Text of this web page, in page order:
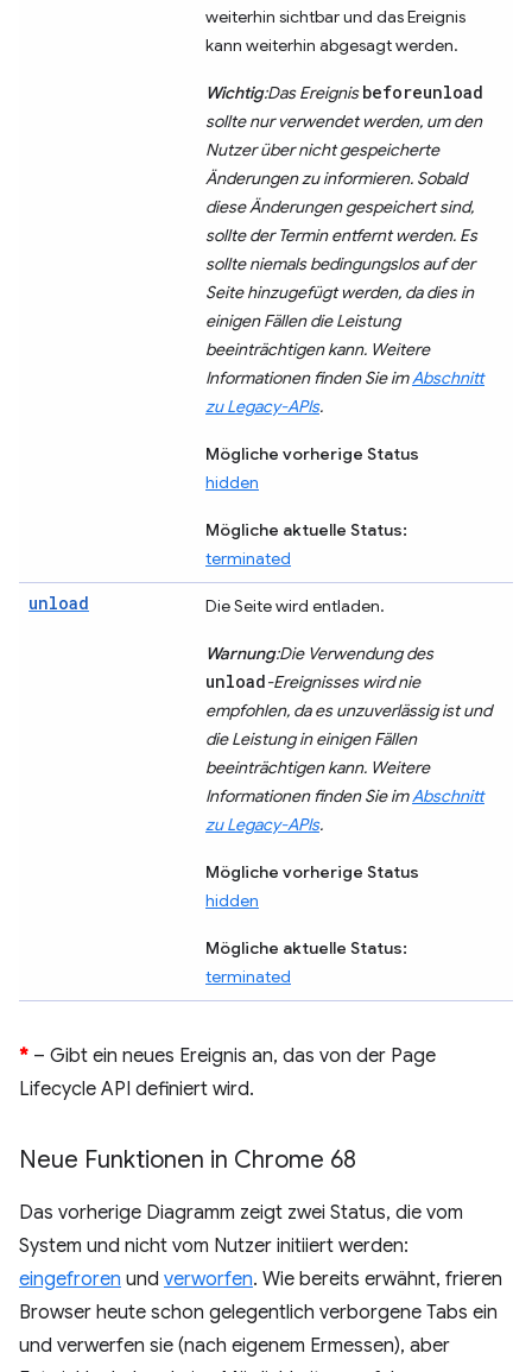
weiterhin sichtbar und das Ereignis
kann weiterhin abgesagt werden.
Wichtig:Das Ereignisbeforeunload
sollte nur verwendet werden, um den
Nutzer über nicht gespeicherte
Änderungen zu informieren. Sobald
diese Änderungen gespeichert sind,
sollte der Termin entfernt werden. Es
sollte niemals bedingungslos auf der
Seite hinzugefügt werden, da dies in
einigen Fällen die Leistung
beeinträchtigen kann. Weitere
Informationen finden Sie imAbschnitt
zu Legacy-APIs.
Mögliche vorherige Status
hidden
Mögliche aktuelle Status:
terminated
unload Die Seite wird entladen.
Warnung:Die Verwendung des
unload-Ereignisses wird nie
empfohlen, da es unzuverlässig ist und
die Leistung in einigen Fällen
beeinträchtigen kann. Weitere
Informationen finden Sie imAbschnitt
zu Legacy-APIs.
Mögliche vorherige Status
hidden
Mögliche aktuelle Status:
terminated
* – Gibt ein neues Ereignis an, das von der Page
Lifecycle API definiert wird.
Neue Funktionen in Chrome 68
Das vorherige Diagramm zeigt zwei Status, die vom
System und nicht vom Nutzer initiiert werden:
eingefroren und verworfen. Wie bereits erwähnt, frieren
Browser heute schon gelegentlich verborgene Tabs ein
und verwerfen sie (nach eigenem Ermessen), aber